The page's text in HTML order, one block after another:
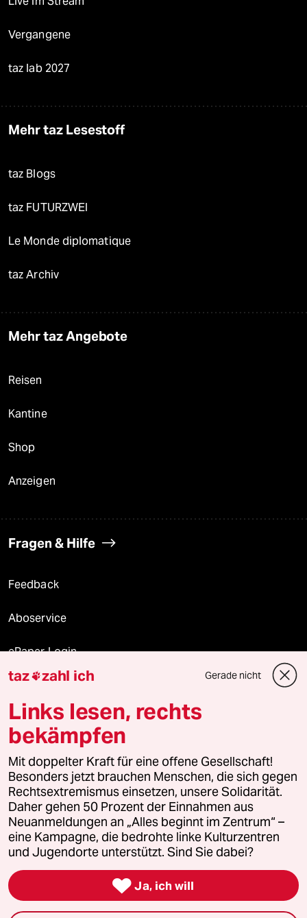
Vergangene
taz lab 2027
Mehr taz Lesestoff
taz Blogs
taz FUTURZWEI
Le Monde diplomatique
taz Archiv
Mehr taz Angebote
Reisen
Kantine
Shop
Anzeigen
Fragen & Hilfe
Feedback
Aboservice
ePaper Login
Downloads für Abonnierende
© 2026 taz Verlags und Vertriebs GmbH
Alle Rechte vorbehalten. Bei rechtlichen Fragen oder für Genehmigungen
wenden Sie sich bitte an
lizenzen@taz.de
Feedback Redaktionsstatut Kommune-Richtlinien
Leitlinie Informant Datenschutz Impressum AGB
Seitenwende Einwilligungen widerrufen (Ads)
taz zahl ich Gerade nicht
Links lesen, rechts
bekämpfen
Mit doppelter Kraft für eine offene Gesellschaft!
Besonders jetzt brauchen Menschen, die sich gegen
Rechtsextremismus einsetzen, unsere Solidarität.
Daher gehen 50 Prozent der Einnahmen aus
Neuanmeldungen an „Alles beginnt im Zentrum“ –
eine Kampagne, die bedrohte linke Kulturzentren
und Jugendorte unterstützt. Sind Sie dabei?
 Ja, ich will